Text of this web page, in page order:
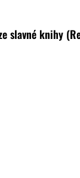
slavné knihy